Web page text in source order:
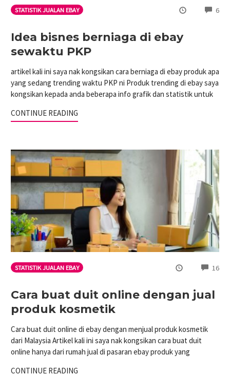
STATISTIK JUALAN EBAY 6
Idea bisnes berniaga di ebay
sewaktu PKP
artikel kali ini saya nak kongsikan cara berniaga di ebay produk apa
yang sedang trending waktu PKP ni Produk trending di ebay saya
kongsikan kepada anda beberapa info grafik dan statistik untuk
CONTINUE READING
STATISTIK JUALAN EBAY 16
Cara buat duit online dengan jual
produk kosmetik
Cara buat duit online di ebay dengan menjual produk kosmetik
dari Malaysia Artikel kali ini saya nak kongsikan cara buat duit
online hanya dari rumah jual di pasaran ebay produk yang
CONTINUE READING